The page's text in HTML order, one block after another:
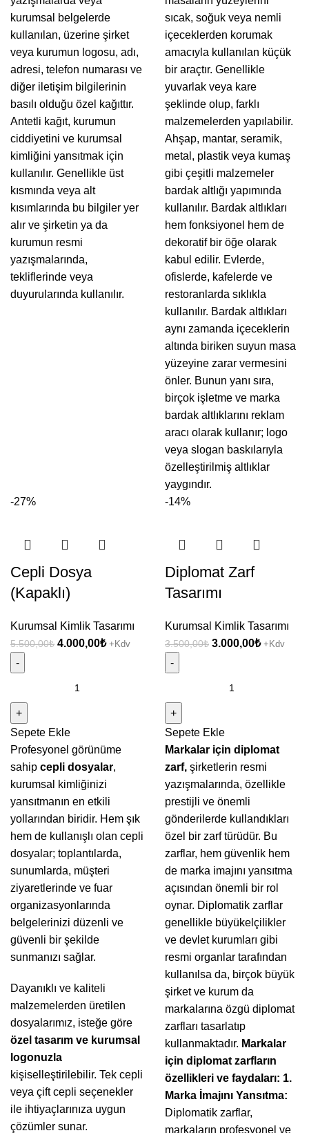
kurumsal belgelerde
kullanılan, üzerine şirket
veya kurumun logosu, adı,
adresi, telefon numarası ve
diğer iletişim bilgilerinin
basılı olduğu özel kağıttır.
Antetli kağıt, kurumun
ciddiyetini ve kurumsal
kimliğini yansıtmak için
kullanılır. Genellikle üst
kısmında veya alt
kısımlarında bu bilgiler yer
alır ve şirketin ya da
kurumun resmi
yazışmalarında,
tekliflerinde veya
duyurularında kullanılır.
sıcak, soğuk veya nemli
içeceklerden korumak
amacıyla kullanılan küçük
bir araçtır. Genellikle
yuvarlak veya kare
şeklinde olup, farklı
malzemelerden yapılabilir.
Ahşap, mantar, seramik,
metal, plastik veya kumaş
gibi çeşitli malzemeler
bardak altlığı yapımında
kullanılır. Bardak altlıkları
hem fonksiyonel hem de
dekoratif bir öğe olarak
kabul edilir. Evlerde,
ofislerde, kafelerde ve
restoranlarda sıklıkla
kullanılır. Bardak altlıkları
aynı zamanda içeceklerin
altında biriken suyun masa
yüzeyine zarar vermesini
önler. Bunun yanı sıra,
birçok işletme ve marka
bardak altlıklarını reklam
aracı olarak kullanır; logo
veya slogan baskılarıyla
özelleştirilmiş altlıklar
yaygındır.
-27%
Cepli Dosya
(Kapaklı)
Kurumsal Kimlik Tasarımı
5.500,00₺ Orijinal
4.000,00₺Şu
+Kdv
(Kapaklı)
adet
Sepete Ekle
Profesyonel görünüme
sahip cepli dosyalar,
kurumsal kimliğinizi
yansıtmanın en etkili
yollarından biridir. Hem şık
hem de kullanışlı olan cepli
dosyalar; toplantılarda,
sunumlarda, müşteri
ziyaretlerinde ve fuar
organizasyonlarında
belgelerinizi düzenli ve
güvenli bir şekilde
sunmanızı sağlar.
Dayanıklı ve kaliteli
malzemelerden üretilen
dosyalarımız, isteğe göre
özel tasarım ve kurumsal
logonuzla
kişiselleştirilebilir. Tek cepli
veya çift cepli seçenekler
ile ihtiyaçlarınıza uygun
çözümler sunar.
-14%
Diplomat Zarf
Tasarımı
Kurumsal Kimlik Tasarımı
3.500,00₺ Orijinal
3.000,00₺Şu
+Kdv
Tasarımı
adet
Sepete Ekle
Markalar için diplomat
zarf, şirketlerin resmi
yazışmalarında, özellikle
prestijli ve önemli
gönderilerde kullandıkları
özel bir zarf türüdür. Bu
zarflar, hem güvenlik hem
de marka imajını yansıtma
açısından önemli bir rol
oynar. Diplomatik zarflar
genellikle büyükelçilikler
ve devlet kurumları gibi
resmi organlar tarafından
kullanılsa da, birçok büyük
şirket ve kurum da
markalarına özgü diplomat
zarfları tasarlatıp
kullanmaktadır. Markalar
için diplomat zarfların
özellikleri ve faydaları: 1.
Marka İmajını Yansıtma:
Diplomatik zarflar,
markaların profesyonel ve